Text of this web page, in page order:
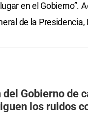
en el Gobierno”.
de la Presidencia,
Gobierno de
los ruidos